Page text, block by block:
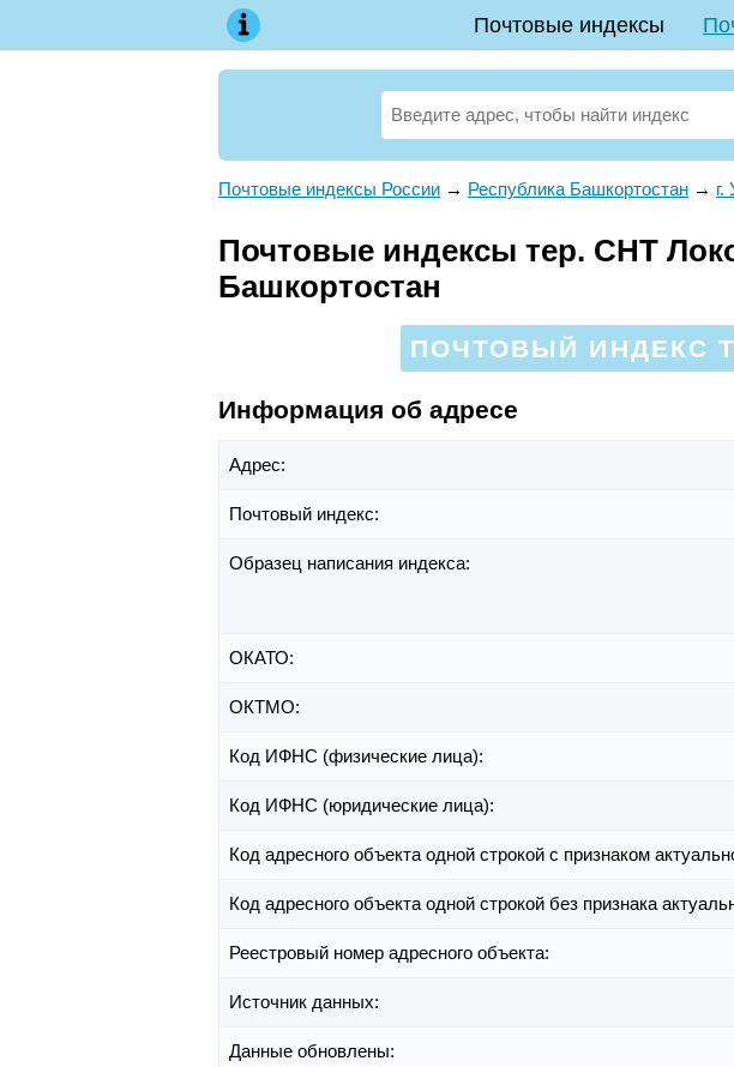
Почтовые индексы
Почтовые индексы России → Республика Башкортостан →
Почтовые индексы тер. СНТ
Башкортостан
ПОЧТОВЫЙ ИНДЕКС
Информация об адресе
Адрес:
Почтовый индекс:
Образец написания индекса:
ОКАТО:
ОКТМО:
Код ИФНС (физические лица):
Код ИФНС (юридические лица):
Код адресного объекта одной строкой с признаком
Код адресного объекта одной строкой без признака
Реестровый номер адресного объекта:
Источник данных:
Данные обновлены: